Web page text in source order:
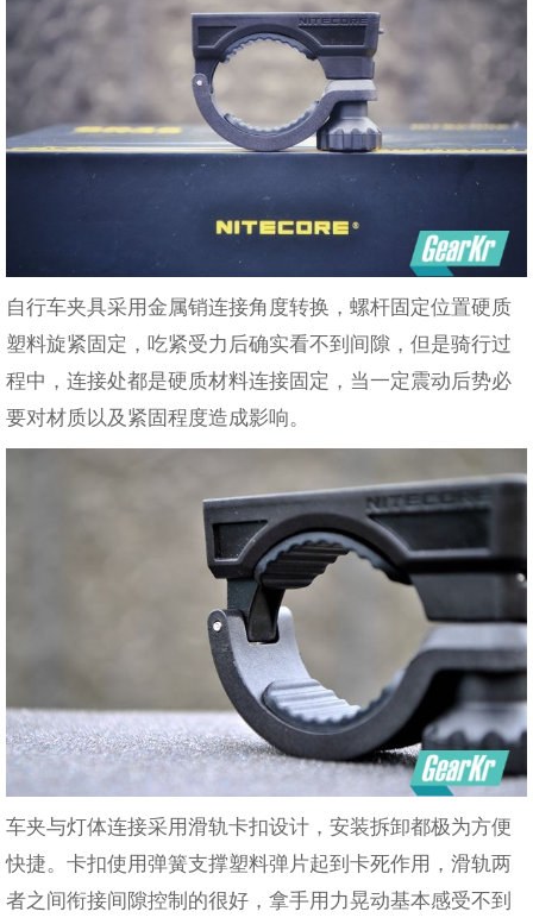
自行车夹具采用金属销连接角度转换，螺杆固定位置硬质
塑料旋紧固定，吃紧受力后确实看不到间隙，但是骑行过
程中，连接处都是硬质材料连接固定，当一定震动后势必
要对材质以及紧固程度造成影响。
车夹与灯体连接采用滑轨卡扣设计，安装拆卸都极为方便
快捷。卡扣使用弹簧支撑塑料弹片起到卡死作用，滑轨两
者之间衔接间隙控制的很好，拿手用力晃动基本感受不到